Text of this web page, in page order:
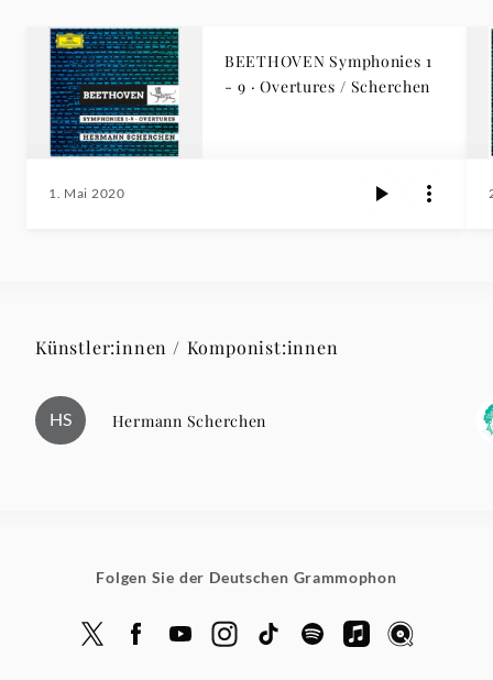
BEETHOVEN Symphonies 1
- 9 · Overtures / Scherchen
1. Mai 2020
Künstler:innen / Komponist:innen
HS Hermann Scherchen
Folgen Sie der Deutschen Grammophon